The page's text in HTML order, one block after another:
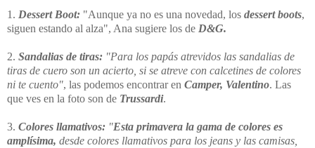
1. Dessert Boot: "Aunque ya no es una novedad, los dessert boots,
siguen estando al alza", Ana sugiere los de D&G.
2. Sandalias de tiras: "Para los papás atrevidos las sandalias de
tiras de cuero son un acierto, si se atreve con calcetines de colores
ni te cuento", las podemos encontrar en Camper, Valentino. Las
que ves en la foto son de Trussardi.
3. Colores llamativos: "Esta primavera la gama de colores es
amplísima, desde colores llamativos para los jeans y las camisas,